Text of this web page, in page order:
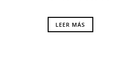
LEER MÁS